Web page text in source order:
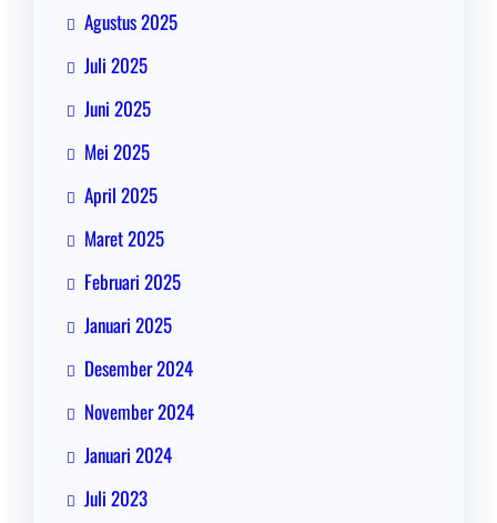
Agustus 2025
Juli 2025
Juni 2025
Mei 2025
April 2025
Maret 2025
Februari 2025
Januari 2025
Desember 2024
November 2024
Januari 2024
Juli 2023